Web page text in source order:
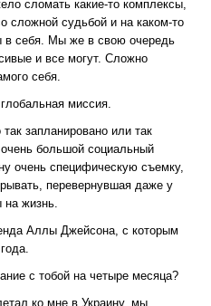
сломать какие-то комплексы,
сложной судьбой и на каком-то
в себя. Мы же в свою очередь
и все могут. Сложно
себя.
миссия.
запланировано или так
большой социальный
очень специфическую съемку,
перевернувшая даже у
на жизнь.
Аллы Джейсона, с которым
с тобой на четыре месяца?
ко мне в Украину, мы